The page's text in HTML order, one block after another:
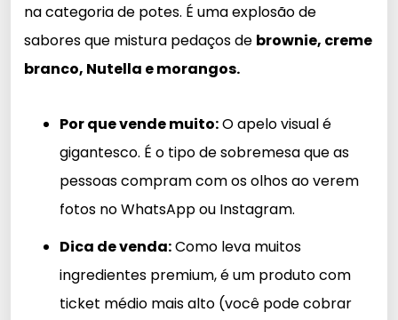
na categoria de potes. É uma explosão de
sabores que mistura pedaços de brownie, creme
branco, Nutella e morangos.
Por que vende muito:O apelo visual é
gigantesco. É o tipo de sobremesa que as
pessoas compram com os olhos ao verem
fotos no WhatsApp ou Instagram.
Dica de venda:Como leva muitos
ingredientes premium, é um produto com
ticket médio mais alto (você pode cobrar